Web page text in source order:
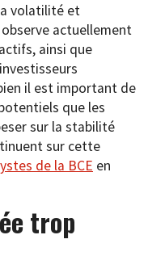
volatilité et
observe actuellement
ainsi que
il est important de
que les
sur la stabilité
sur cette
de la BCE en
trop